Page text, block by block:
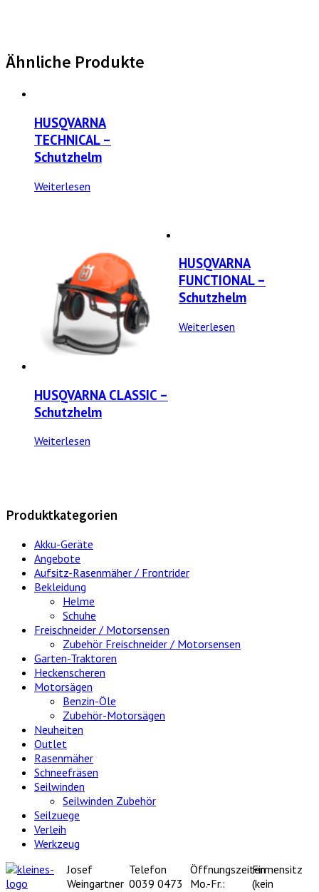
Ähnliche Produkte
HUSQVARNA
TECHNICAL –
Schutzhelm
Weiterlesen
HUSQVARNA CLASSIC –
Schutzhelm
Weiterlesen
HUSQVARNA
FUNCTIONAL –
Schutzhelm
Weiterlesen
Produktkategorien
Akku-Geräte
Angebote
Aufsitz-Rasenmäher / Frontrider
Bekleidung
Helme
Schuhe
Freischneider / Motorsensen
Zubehör Freischneider / Motorsensen
Garten-Traktoren
Heckenscheren
Motorsägen
Benzin-Öle
Zubehör-Motorsägen
Neuheiten
Outlet
Rasenmäher
Schneefräsen
Seilwinden
Seilwinden Zubehör
Seilzuege
Verleih
Werkzeug
Josef
Weingartner
Telefon
0039 0473
Öffnungszeiten
Mo.-Fr.:
Firmensitz
(kein